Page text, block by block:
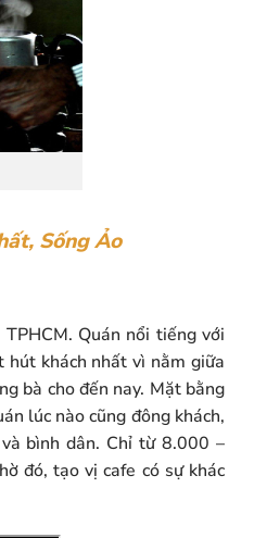
Sống Ảo
Quán nổi tiếng với
hút khách nhất vì nằm giữa
bà cho đến nay. Mặt bằng
lúc nào cũng đông khách,
bình dân. Chỉ từ 8.000 –
đó, tạo vị cafe có sự khác